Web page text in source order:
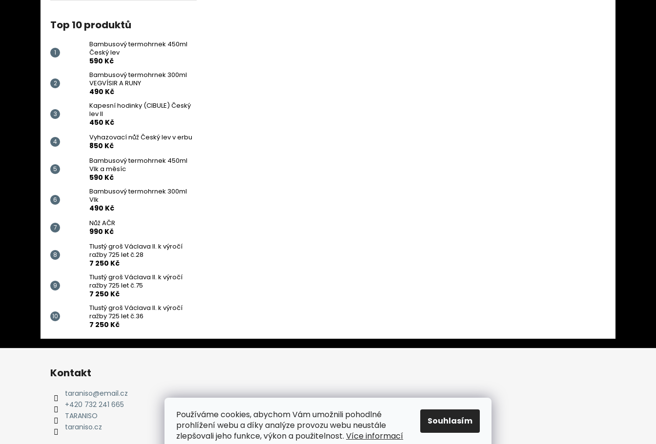
Používáme cookies, abychom Vám umožnili pohodlné
prohlížení webu a díky analýze provozu webu neustále
zlepšovali jeho funkce, výkon a použitelnost. Více informací
Souhlasím
Top 10 produktů
Bambusový termohrnek 450ml
Český lev
590 Kč
Bambusový termohrnek 300ml
VEGVÍSIR A RUNY
490 Kč
Kapesní hodinky (CIBULE) Český
lev II
450 Kč
Vyhazovací nůž Český lev v erbu
850 Kč
Bambusový termohrnek 450ml
Vlk a měsíc
590 Kč
Bambusový termohrnek 300ml
Vlk
490 Kč
Nůž AČR
990 Kč
Tlustý groš Václava II. k výročí
ražby 725 let č.28
7 250 Kč
Tlustý groš Václava II. k výročí
ražby 725 let č.75
7 250 Kč
Tlustý groš Václava II. k výročí
ražby 725 let č.36
7 250 Kč
Z
Kontakt
taraniso@email.cz
+420 732 241 665
TARANISO
taraniso.cz